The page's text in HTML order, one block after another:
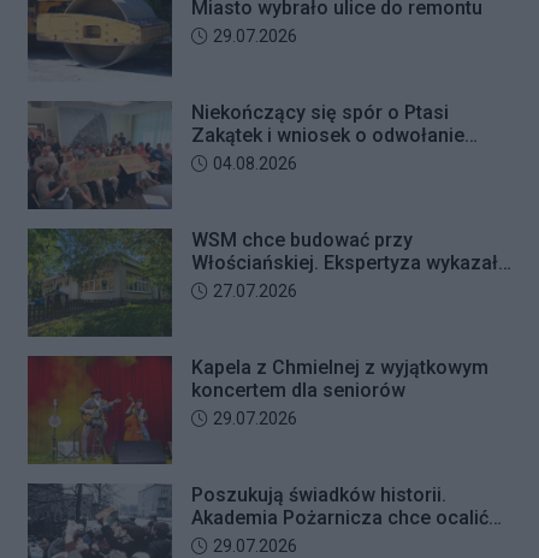
Miasto wybrało ulice do remontu
Data dodania artykułu:
29.07.2026
Niekończący się spór o Ptasi
Zakątek i wniosek o odwołanie
przewodniczącego Rady Dzielnicy
Data dodania artykułu:
04.08.2026
WSM chce budować przy
Włościańskiej. Ekspertyza wykazała
problemy z gruntem pod
Data dodania artykułu:
27.07.2026
Kapela z Chmielnej z wyjątkowym
koncertem dla seniorów
Data dodania artykułu:
29.07.2026
Poszukują świadków historii.
Akademia Pożarnicza chce ocalić
wspomnienia z pamiętnego strajku
Data dodania artykułu:
29.07.2026